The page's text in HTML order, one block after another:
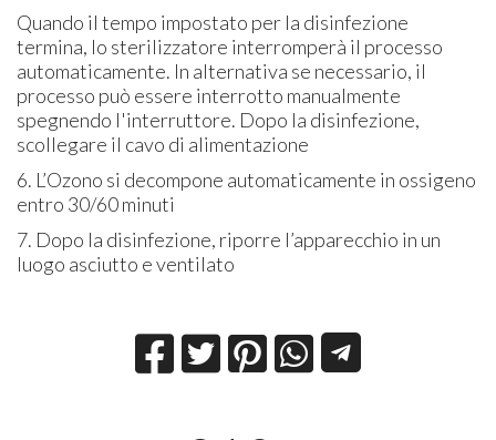
Quando il tempo impostato per la disinfezione
termina, lo sterilizzatore interromperà il processo
automaticamente. In alternativa se necessario, il
processo può essere interrotto manualmente
spegnendo l'interruttore. Dopo la disinfezione,
scollegare il cavo di alimentazione
6. L’Ozono si decompone automaticamente in ossigeno
entro 30/60 minuti
7. Dopo la disinfezione, riporre l’apparecchio in un
luogo asciutto e ventilato